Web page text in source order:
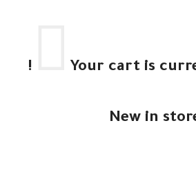
Your cart is
New in